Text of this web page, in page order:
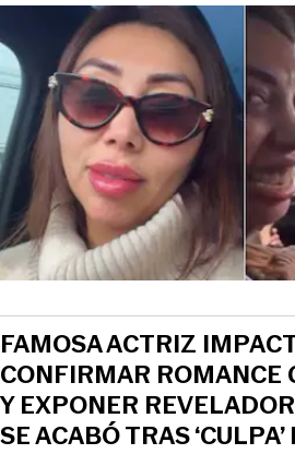
FAMOSA ACTRIZ
CONFIRMAR ROMANCE
Y EXPONER
SE ACABÓ TRAS